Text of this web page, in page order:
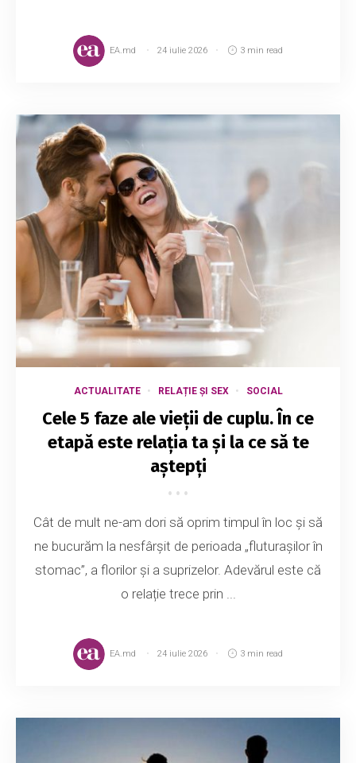
EA.md 24 iulie 2026 3 min read
ACTUALITATE RELAȚIE ȘI SEX SOCIAL
Cele 5 faze ale vieții de cuplu. În ce
etapă este relația ta și la ce să te
aștepți
Cât de mult ne-am dori să oprim timpul în loc și să
ne bucurăm la nesfârșit de perioada „fluturașilor în
stomac”, a florilor și a suprizelor. Adevărul este că
o relație trece prin ...
EA.md 24 iulie 2026 3 min read